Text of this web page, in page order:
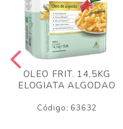
OLEO FRIT. 14,5KG
ELOGIATA ALGODAO
Código: 63632